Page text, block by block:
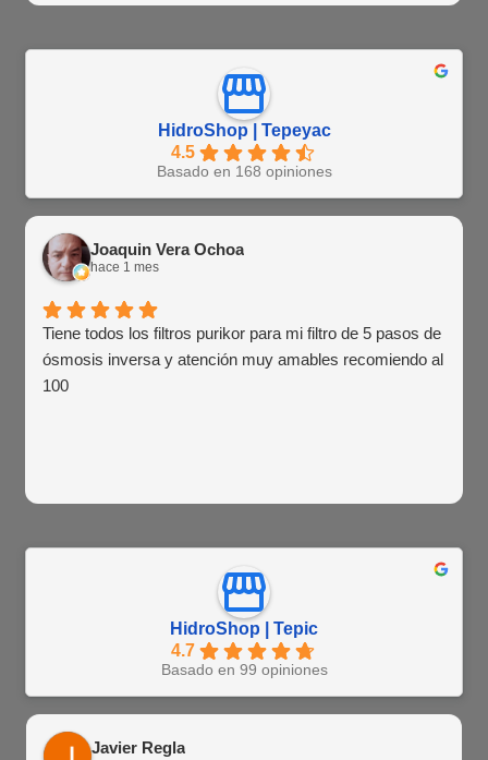
HidroShop | Tepeyac
4.5
Basado en 168 opiniones
Joaquin Vera Ochoa
hace 1 mes
Tiene todos los filtros purikor para mi filtro de 5 pasos de
ósmosis inversa y atención muy amables recomiendo al
100
HidroShop | Tepic
4.7
Basado en 99 opiniones
Javier Regla